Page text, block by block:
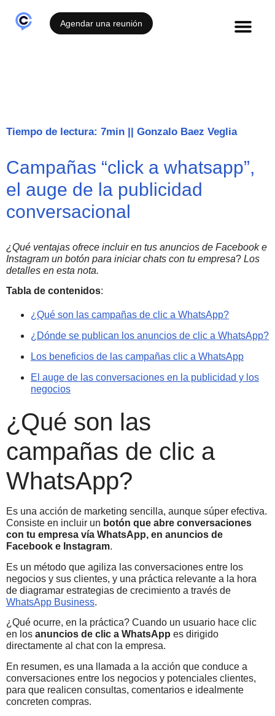
Agendar una reunión
Tiempo de lectura: 7min || Gonzalo Baez Veglia
Campañas “click a whatsapp”,
el auge de la publicidad
conversacional
¿Qué ventajas ofrece incluir en tus anuncios de Facebook e
Instagram un botón para iniciar chats con tu empresa? Los
detalles en esta nota.
Tabla de contenidos:
¿Qué son las campañas de clic a WhatsApp?
¿Dónde se publican los anuncios de clic a WhatsApp?
Los beneficios de las campañas clic a WhatsApp
El auge de las conversaciones en la publicidad y los
negocios
¿Qué son las
campañas de clic a
WhatsApp?
Es una acción de marketing sencilla, aunque súper efectiva.
Consiste en incluir un botón que abre conversaciones
con tu empresa vía WhatsApp, en anuncios de
Facebook e Instagram.
Es un método que agiliza las conversaciones entre los
negocios y sus clientes, y una práctica relevante a la hora
de diagramar estrategias de crecimiento a través de
WhatsApp Business.
¿Qué ocurre, en la práctica? Cuando un usuario hace clic
en los anuncios de clic a WhatsApp es dirigido
directamente al chat con la empresa.
En resumen, es una llamada a la acción que conduce a
conversaciones entre los negocios y potenciales clientes,
para que realicen consultas, comentarios e idealmente
concreten compras.